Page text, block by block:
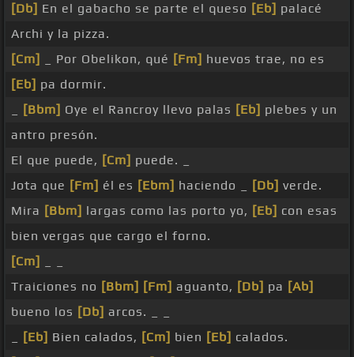
[Db] En el gabacho se parte el queso [Eb] palacé
Archi y la pizza.
[Cm]
_ Por Obelikon, qué [Fm] huevos trae, no es
[Eb] pa dormir.
[Bbm] Oye el Rancroy llevo palas [Eb] plebes y un
antro presón.
El que puede, [Cm] puede. _
Jota que [Fm] él es [Ebm] haciendo _ [Db] verde.
Mira [Bbm] largas como las porto yo, [Eb] con esas
bien vergas que cargo el forno.
[Cm]
Traiciones no [Bbm] [Fm] aguanto, [Db] pa [Ab]
bueno los [Db] arcos. _ _
[Eb] Bien calados, [Cm] bien [Eb] calados.